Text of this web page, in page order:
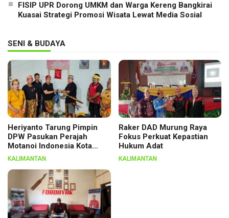
FISIP UPR Dorong UMKM dan Warga Kereng Bangkirai
Kuasai Strategi Promosi Wisata Lewat Media Sosial
SENI & BUDAYA
Heriyanto Tarung Pimpin
DPW Pasukan Perajah
Motanoi Indonesia Kota
Palangka Raya, Dikukuhkan
KALIMANTAN
Raker DAD Murung Raya
Fokus Perkuat Kepastian
Hukum Adat
KALIMANTAN